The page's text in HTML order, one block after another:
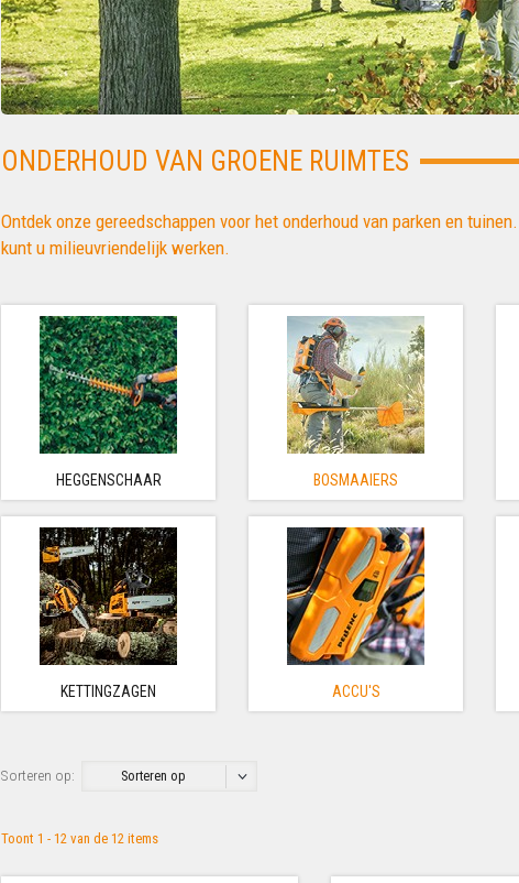
ONDERHOUD VAN GROENE RUIMTES
Ontdek onze gereedschappen voor het onderhoud van parken en
kunt u milieuvriendelijk werken.
HEGGENSCHAAR BOSMAAIERS
KETTINGZAGEN ACCU'S
Sorteren op: Sorteren op
Toont 1 - 12 van de 12 items